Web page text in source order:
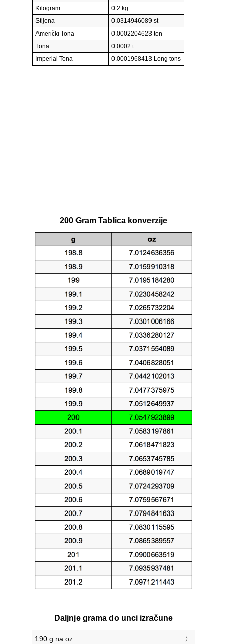
Kilogram
0.2 kg
Stijena
0.0314946089 st
Američki Tona
0.0002204623 ton
Tona
0.0002 t
Imperial Tona
0.0001968413 Long tons
200 Gram Tablica konverzije
Daljnje grama do unci izračune
190 g na oz